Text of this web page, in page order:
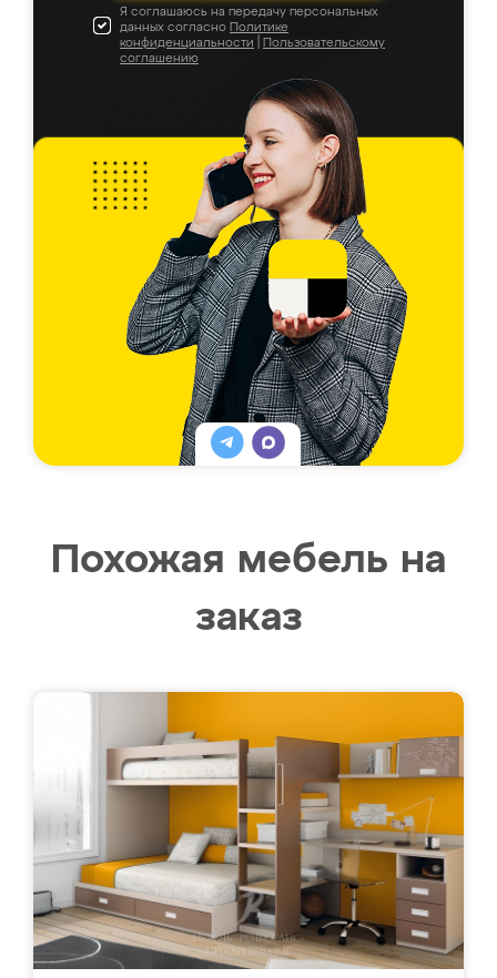
Я соглашаюсь на передачу персональных
данных согласно Политике
конфиденциальности
Пользовательскому
соглашению
Похожая мебель на
заказ